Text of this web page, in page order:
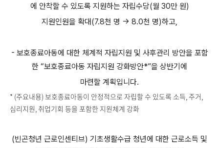
에 안착할 수 있도록 지원하는 자립수당(월 30만 원)
지원인원을 확대(7.8천 명 → 8.0천 명)하고,
- 보호종료아동에 대한 체계적 자립지원 및 사후관리 방안을 포함
한 “보호종료아동 자립지원 강화방안*”을 상반기에
마련할 계획입니다.
* (주요내용) 보호종료아동이 안정적으로 자립할 수 있도록 소득, 주거,
심리지원, 취업기회 등을 포함한 지원체계 강화
(빈곤청년 근로인센티브) 기초생활수급 청년에 대한 근로소득 및